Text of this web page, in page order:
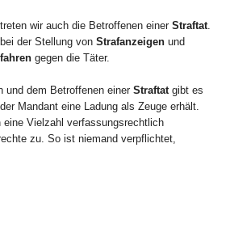
wir auch die Betroffenen einer Straftat
der Stellung von Strafanzeigen und
gegen die Täter.
und dem Betroffenen einer Straftat gibt es
Mandant eine Ladung als Zeuge erhält.
Vielzahl verfassungsrechtlich
zu. So ist niemand verpflichtet,